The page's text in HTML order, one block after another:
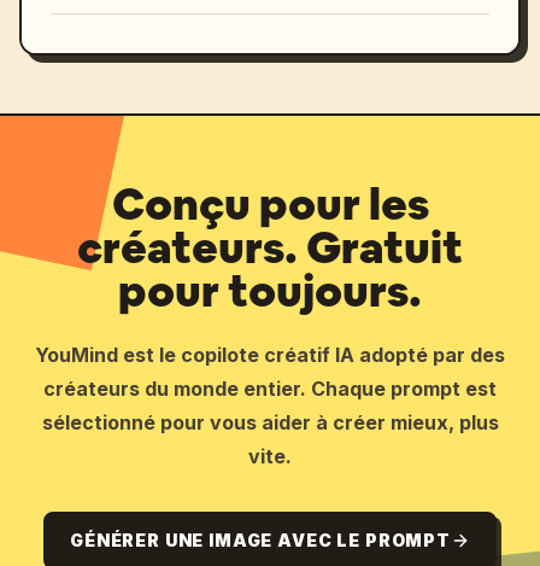
Conçu pour les
créateurs. Gratuit
pour toujours.
YouMind est le copilote créatif IA adopté par des
créateurs du monde entier. Chaque prompt est
sélectionné pour vous aider à créer mieux, plus
vite.
GÉNÉRER UNE IMAGE AVEC LE PROMPT